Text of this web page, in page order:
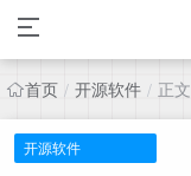
首页 / 开源软件 / 正文
开源软件